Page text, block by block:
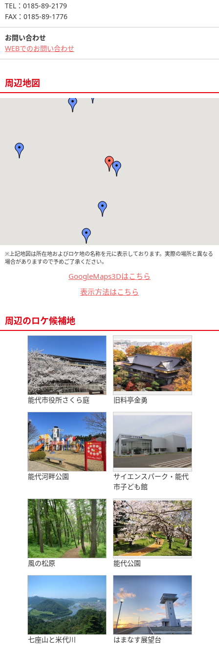
TEL：0185-89-2179
FAX：0185-89-1776
お問い合わせ
WEBでのお問い合わせ
周辺地図
※上記地図は所在地およびロケ地の名称を元に表示しております。実際の場所と異なる
場合がありますので予めご了承ください。
GoogleMaps3Dはこちら
表示方法はこちら
周辺のロケ候補地
能代市役所さくら庭 旧料亭金勇
能代河畔公園
サイエンスパーク・能代
市子ども館
風の松原 能代公園
七座山と米代川 はまなす展望台